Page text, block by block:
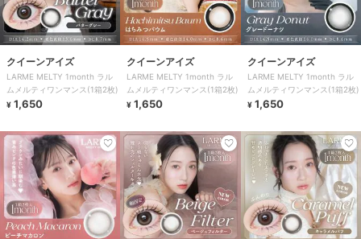
クイーンアイズ
LARME MELTY 1month ラル
ムメルティワンマンス(1箱2枚)
¥ 1,650
クイーンアイズ
LARME MELTY 1month ラル
ムメルティワンマンス(1箱2枚)
¥ 1,650
クイーンアイズ
LARME MELTY 1month ラル
ムメルティワンマンス(1箱2枚)
¥ 1,650